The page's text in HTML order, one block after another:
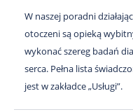
W naszej poradni
otoczeni są opieką
wykonać szereg badań
serca. Pełna lista
jest w zakładce „Usługi”.